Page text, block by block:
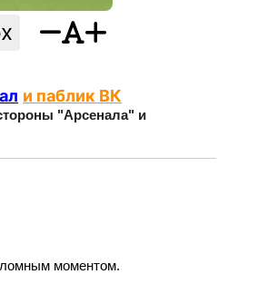
и паблик ВК
"Арсенала" и
моментом.